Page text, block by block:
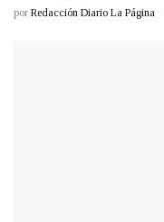
por Redacción Diario La Página